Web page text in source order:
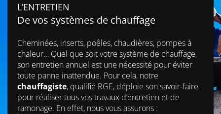
L’ENTRETIEN
De vos systèmes de chauffage
Cheminées, inserts, poêles, chaudières, pompes à
chaleur… Quel que soit votre système de chauffage,
son entretien annuel est une nécessité pour éviter
toute panne inattendue. Pour cela, notre
chauffagiste, qualifié RGE, déploie son savoir-faire
pour réaliser tous vos travaux d’entretien et de
ramonage. En effet, nous vous assurons :